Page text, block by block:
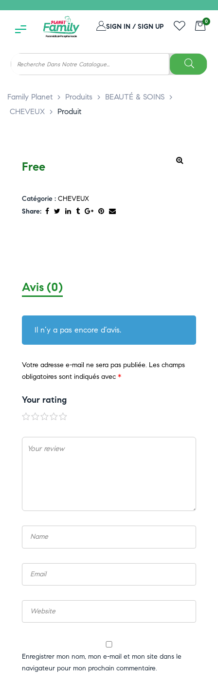
SIGN IN / SIGN UP
0
Family Planet > Produits > BEAUTÉ & SOINS >
CHEVEUX > Produit
Free
Catégorie : CHEVEUX
Share:
Avis (0)
Il n’y a pas encore d’avis.
Votre adresse e-mail ne sera pas publiée. Les champs
obligatoires sont indiqués avec *
Your rating
1
2 3 4 5
Enregistrer mon nom, mon e-mail et mon site dans le
navigateur pour mon prochain commentaire.